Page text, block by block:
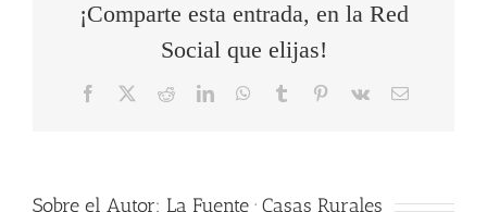
¡Comparte esta entrada, en la Red
Social que elijas!
Facebook RedditLinkedInWhatsApp
Tumblr Pinterest
Vk
Correo
Sobre el Autor: La Fuente · Casas Rurales